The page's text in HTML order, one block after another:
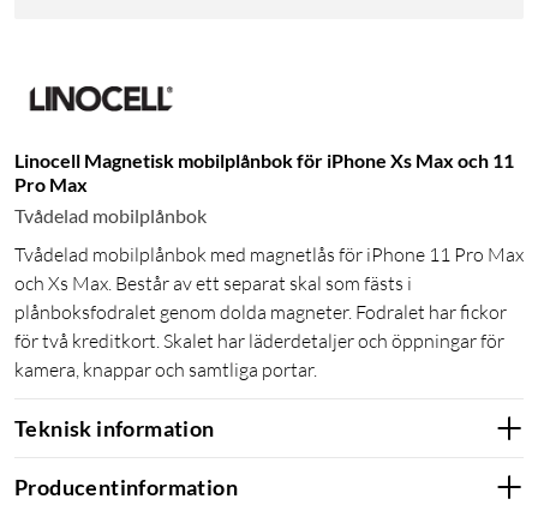
Linocell Magnetisk mobilplånbok för iPhone Xs Max och 11
Pro Max
Tvådelad mobilplånbok
Tvådelad mobilplånbok med magnetlås för iPhone 11 Pro Max
och Xs Max. Består av ett separat skal som fästs i
plånboksfodralet genom dolda magneter. Fodralet har fickor
för två kreditkort. Skalet har läderdetaljer och öppningar för
kamera, knappar och samtliga portar.
Teknisk information
Producentinformation